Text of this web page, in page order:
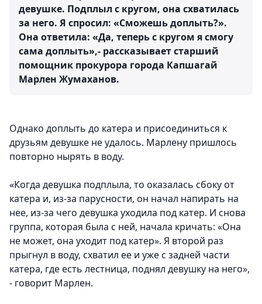
девушке. Подплыл с кругом, она схватилась
за него. Я спросил: «Сможешь доплыть?».
Она ответила: «Да, теперь с кругом я смогу
сама доплыть»,- рассказывает старший
помощник прокурора города Капшагай
Марлен Жумаханов.
Однако доплыть до катера и присоединиться к
друзьям девушке не удалось. Марлену пришлось
повторно нырять в воду.
«Когда девушка подплыла, то оказалась сбоку от
катера и, из-за парусности, он начал напирать на
нее, из-за чего девушка уходила под катер. И снова
группа, которая была с ней, начала кричать: «Она
не может, она уходит под катер». Я второй раз
прыгнул в воду, схватил ее и уже с задней части
катера, где есть лестница, поднял девушку на него»,
- говорит Марлен.